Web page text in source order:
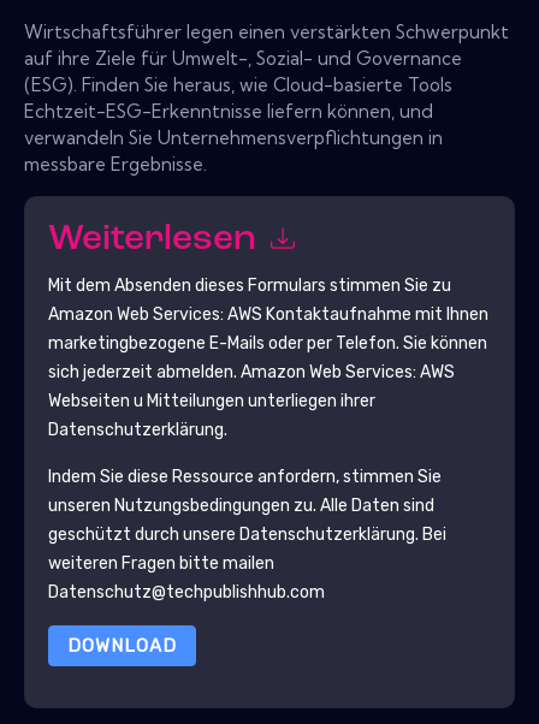
Wirtschaftsführer legen einen verstärkten Schwerpunkt
auf ihre Ziele für Umwelt-, Sozial- und Governance
(ESG). Finden Sie heraus, wie Cloud-basierte Tools
Echtzeit-ESG-Erkenntnisse liefern können, und
verwandeln Sie Unternehmensverpflichtungen in
messbare Ergebnisse.
Weiterlesen
Mit dem Absenden dieses Formulars stimmen Sie zu
Amazon Web Services: AWS Kontaktaufnahme mit Ihnen
marketingbezogene E-Mails oder per Telefon. Sie können
sich jederzeit abmelden. Amazon Web Services: AWS
Webseiten u Mitteilungen unterliegen ihrer
Datenschutzerklärung.
Indem Sie diese Ressource anfordern, stimmen Sie
unseren Nutzungsbedingungen zu. Alle Daten sind
geschützt durch unsere Datenschutzerklärung. Bei
weiteren Fragen bitte mailen
Datenschutz@techpublishhub.com
DOWNLOAD